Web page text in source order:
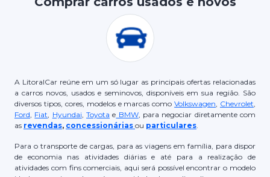
A LitoralCar reúne em um só lugar as principais ofertas relacionadas
a carros novos, usados e seminovos, disponíveis em sua região. São
diversos tipos, cores, modelos e marcas comoVolkswagen, Chevrolet,
Ford, Fiat, Hyundai,Toyota e BMW, para negociar diretamente com
as revendas, concessionárias ou particulares.
Para o transporte de cargas, para as viagens em família, para dispor
de economia nas atividades diárias e até para a realização de
atividades com fins comerciais, aqui será possível encontrar o modelo